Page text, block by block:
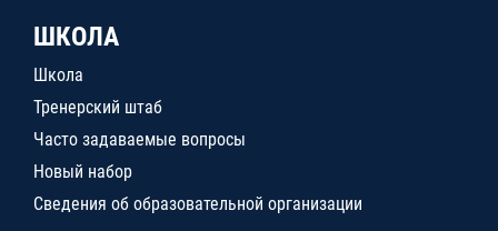
ШКОЛА
Школа
Тренерский штаб
Часто задаваемые вопросы
Новый набор
Сведения об образовательной организации